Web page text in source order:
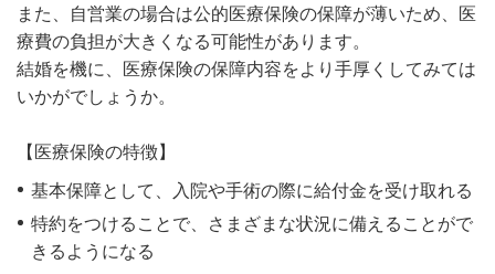
また、自営業の場合は公的医療保険の保障が薄いため、医
療費の負担が大きくなる可能性があります。
結婚を機に、医療保険の保障内容をより手厚くしてみては
いかがでしょうか。
【医療保険の特徴】
基本保障として、入院や手術の際に給付金を受け取れる
特約をつけることで、さまざまな状況に備えることがで
きるようになる